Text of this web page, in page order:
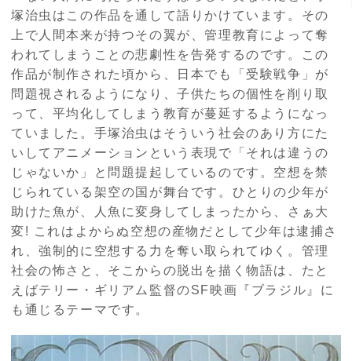
塚治虫はこの作品を通して語りかけています。その
上で人間本来が持つその翼が、管理教育によって奪
われてしまうことの悲劇性を告発するのです。この
作品が制作された頃から、日本でも「受験戦争」が
問題視されるようになり、子供たちの個性を削り取
って、平均化してしまう教育が蔓延するようになっ
ていました。手塚治虫はそういう社会のあり方にた
いしてアニメーションという表現で「それは違うの
じゃないか」と問題提起しているのです。空想を禁
じられている架空の国が舞台です。ひとりの少年が
助けた魚が、人魚に変身してしまったから、さぁ大
変! これはよからぬ空想の産物だとして少年は逮捕さ
れ、強制的に空想する力を奪い取られてゆく。管理
社会の怖さと、そこからの脱出を描く物語は、たと
えばテリー・ギリアム監督のSF映画『ブラジル』に
も通じるテーマです。